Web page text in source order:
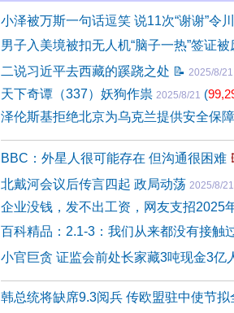
小泽被万斯一句话逗笑 说11次“谢谢”令
男子入美境被扣无人机“脑子一热”签证被
二说习近平去西藏的蹊跷之处 📝 2025/8/21
天下奇谭（337）妖狗作祟 2025/8/21 (
泽伦斯基拒绝北京为乌克兰提供安全保障
BBC：外星人很可能存在 但沟通很困难
北戴河会议后传言四起 政局动荡 2025/8/21
企业没钱，发不出工资，网友支招2025
百科精品：2.1-3：我们从来都没有接
小官巨贪 证监会前处长家藏3吨现金3亿
韩总统将缺席9.3阅兵 传欧盟驻中使节拟